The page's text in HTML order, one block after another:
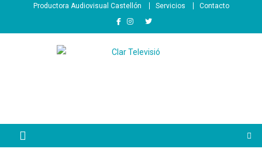
contenido
Productora Audiovisual Castellón Servicios Contacto